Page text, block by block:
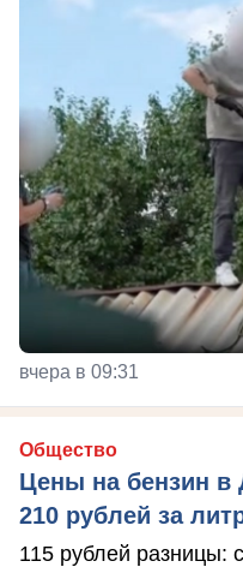
вчера в 09:31
Общество
Цены на бензин в
210 рублей за
115 рублей разницы: